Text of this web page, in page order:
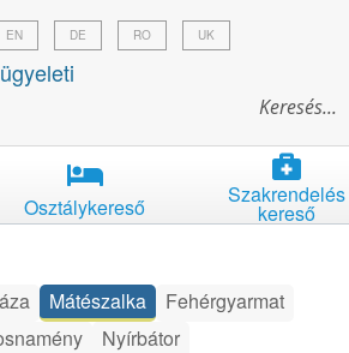
EN DE RO UK
Osztálykereső Szakrendelés
kereső
Mátészalka
Fehérgyarmat
Nyírbátor